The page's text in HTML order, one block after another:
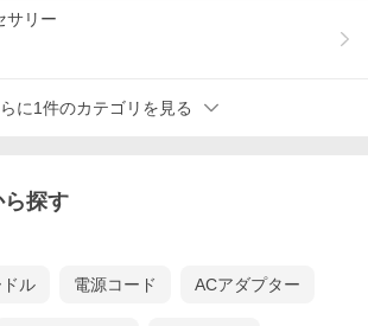
サリー
に1件のカテゴリを見る
ら探す
ル 電源コード ACアダプター